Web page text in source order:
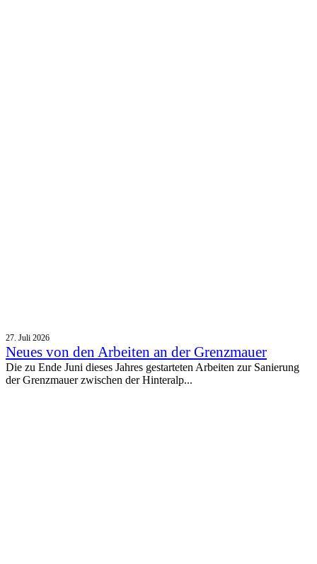
27. Juli 2026
Neues von den Arbeiten an der Grenzmauer
Die zu Ende Juni dieses Jahres gestarteten Arbeiten zur Sanierung
der Grenzmauer zwischen der Hinteralp...